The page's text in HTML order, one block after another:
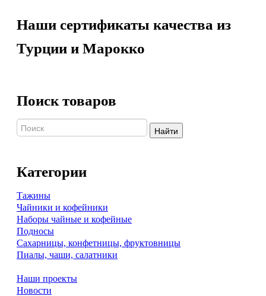
Наши сертификаты качества из
Турции и Марокко
Поиск товаров
Найти
Категории
Тажины
Чайники и кофейники
Наборы чайные и кофейные
Подносы
Сахарницы, конфетницы, фруктовницы
Пиалы, чаши, салатники
Наши проекты
Новости